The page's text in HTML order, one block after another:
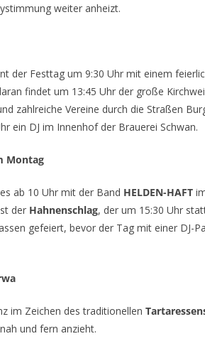
weiter anheizt.
der Festtag um 9:30 Uhr mit einem
findet um 13:45 Uhr der große
zahlreiche Vereine durch die Straßen
ein DJ im Innenhof der Brauerei Schwan.
Montag
ab 10 Uhr mit der Band HELDEN-HAFT
der Hahnenschlag, der um 15:30 Uhr
gefeiert, bevor der Tag mit einer DJ-
im Zeichen des traditionellen
und fern anzieht.